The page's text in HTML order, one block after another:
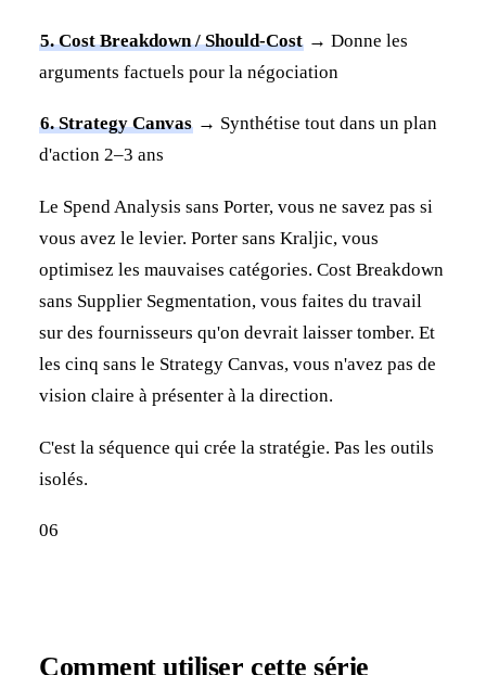
5. Cost Breakdown / Should-Cost→ Donne les
arguments factuels pour la négociation
6. Strategy Canvas→ Synthétise tout dans un plan
d'action 2–3 ans
Le Spend Analysis sans Porter, vous ne savez pas si
vous avez le levier. Porter sans Kraljic, vous
optimisez les mauvaises catégories. Cost Breakdown
sans Supplier Segmentation, vous faites du travail
sur des fournisseurs qu'on devrait laisser tomber. Et
les cinq sans le Strategy Canvas, vous n'avez pas de
vision claire à présenter à la direction.
C'est la séquence qui crée la stratégie. Pas les outils
isolés.
06
Comment utiliser cette série